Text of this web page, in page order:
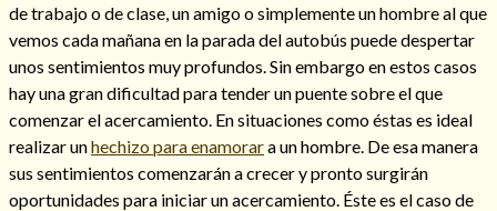
Leer más sobre mí
de trabajo o de clase, un amigo o simplemente un hombre al que
vemos cada mañana en la parada del autobús puede despertar
unos sentimientos muy profundos. Sin embargo en estos casos
hay una gran dificultad para tender un puente sobre el que
comenzar el acercamiento. En situaciones como éstas es ideal
realizar unhechizo para enamorara un hombre. De esa manera
sus sentimientos comenzarán a crecer y pronto surgirán
oportunidades para iniciar un acercamiento. Éste es el caso de